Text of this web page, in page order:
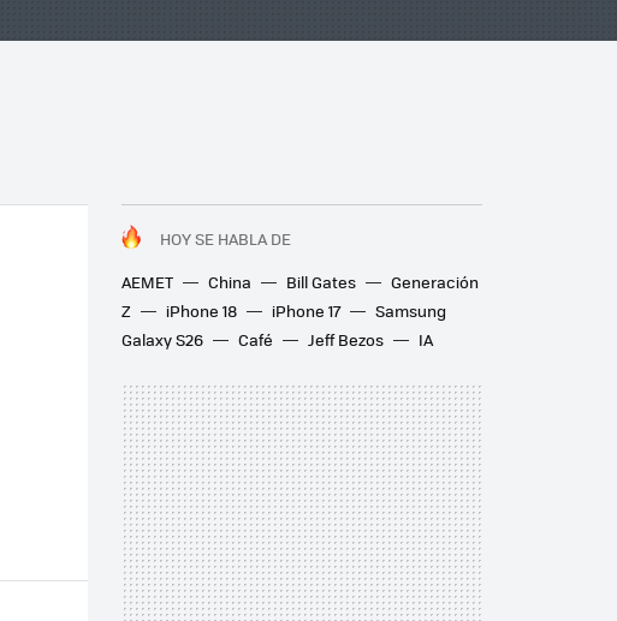
HOY SE HABLA DE
AEMET
China Bill Gates
Generación
Z
iPhone 18 iPhone 17
Samsung
Galaxy S26
Café Jeff Bezos IA